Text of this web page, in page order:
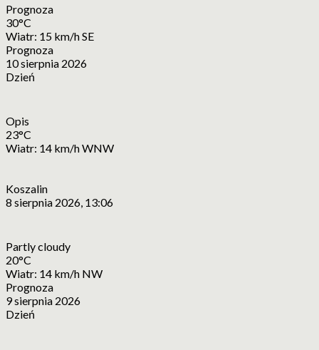
Prognoza
30°C
Wiatr: 15 km/h SE
Prognoza
10 sierpnia 2026
Dzień
Opis
23°C
Wiatr: 14 km/h WNW
Koszalin
8 sierpnia 2026, 13:06
Partly cloudy
20°C
Wiatr: 14 km/h NW
Prognoza
9 sierpnia 2026
Dzień